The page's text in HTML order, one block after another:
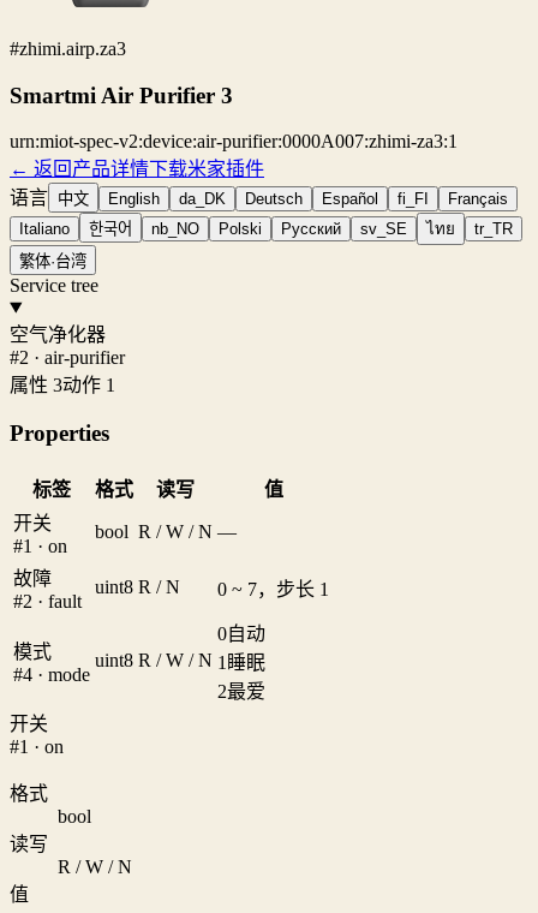
#zhimi.airp.za3
Smartmi Air Purifier 3
urn:miot-spec-v2:device:air-purifier:0000A007:zhimi-za3:1
← 返回产品详情下载米家插件
语言 中文 English da_DK Deutsch Español fi_FI
Français
Italiano
한국어 nb_NO Polski Русский sv_SE ไทย
tr_TR
繁体·台湾
Service tree
空气净化器
#2 · air-purifier
属性 3动作 1
Properties
标签 格式 读写
值
开关
#1 · on
bool R / W / N —
故障
#2 · fault
uint8 R / N 0 ~ 7，步长 1
模式
#4 · mode
uint8 R / W / N
0自动
1 睡眠
2最爱
开关
#1 · on
格式
bool
读写
R / W / N
值